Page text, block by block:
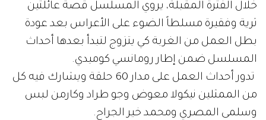
خلال الفترة المقبلة، يروي المسلسل قصة عائلتين
ثرية وفقيرة مسلطاً الضوء على الأعراس بعد عودة
بطل العمل من الغربة كي يتزوج لتبدأ بعدها أحداث
المسلسل ضمن إطار رومانسي كوميدي.
تدور أحداث العمل على مدار 60 حلقة ويشارك فيه كل
من الممثلين نيكولا معوض وجو طراد وكارمن لبس
وسلمى المصري ومحمد خير الجراح.